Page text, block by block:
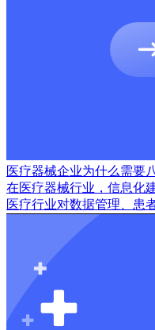
医疗器械企业为什么需要
在医疗器械行业，信息化
医疗行业对数据管理、患